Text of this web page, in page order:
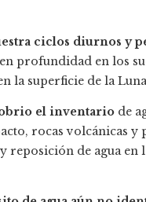
ciclos diurnos y
profundidad en los
la superficie de la
el inventario de
rocas volcánicas
de agua en